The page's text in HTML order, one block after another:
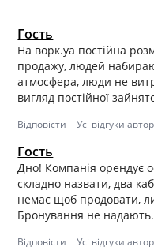
Гость
На ворк.уа постійна
продажу, людей
атмосфера, люди не
вигляд постійної
Відповісти Усі відгуки
Гость
Дно! Компанія орендує
складно назвати, два
немає щоб продовати,
Бронування не надають.
Відповісти Усі відгуки